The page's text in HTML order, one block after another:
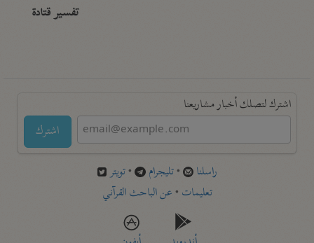
تفسير قتادة
اشترك لتصلك أخبار مشاريعنا
اشترك
راسلنا •تليجرام •تويتر
تعليمات •عن الباحث القرآني